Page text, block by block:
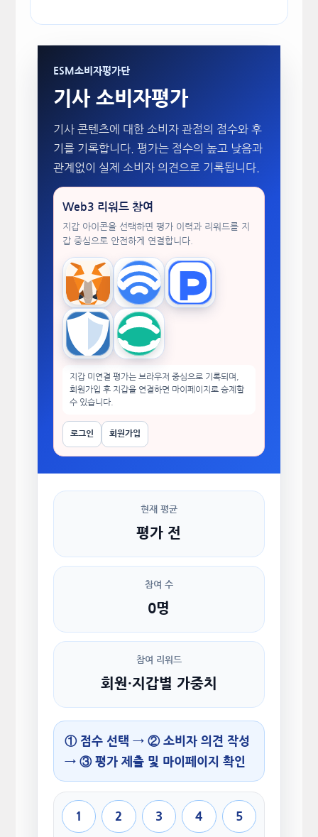
ESM소비자평가단
기사 소비자평가
기사 콘텐츠에 대한 소비자 관점의 점수와 후
기를 기록합니다. 평가는 점수의 높고 낮음과
관계없이 실제 소비자 의견으로 기록됩니다.
Web3 리워드 참여
지갑 아이콘을 선택하면 평가 이력과 리워드를 지
갑 중심으로 안전하게 연결합니다.
MetaMask WalletConnectTokenPocket
Trust Wallet imToken
지갑 미연결 평가는 브라우저 중심으로 기록되며,
회원가입 후 지갑을 연결하면 마이페이지로 승계할
수 있습니다.
로그인 회원가입
현재 평균
평가 전
참여 수
0명
참여 리워드
회원·지갑별 가중치
① 점수 선택 → ② 소비자 의견 작성
→ ③ 평가 제출 및 마이페이지 확인
1 2 3 4 5